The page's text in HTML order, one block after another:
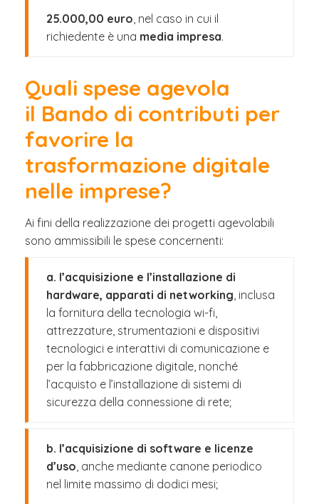
25.000,00 euro, nel caso in cui il
richiedente è una media impresa.
Quali spese agevola
il Bando di contributi per
favorire la
trasformazione digitale
nelle imprese?
Ai fini della realizzazione dei progetti agevolabili
sono ammissibili le spese concernenti:
a. l’acquisizione e l’installazione di
hardware, apparati di networking, inclusa
la fornitura della tecnologia wi-fi,
attrezzature, strumentazioni e dispositivi
tecnologici e interattivi di comunicazione e
per la fabbricazione digitale, nonché
l’acquisto e l’installazione di sistemi di
sicurezza della connessione di rete;
b. l’acquisizione di software e licenze
d’uso, anche mediante canone periodico
nel limite massimo di dodici mesi;